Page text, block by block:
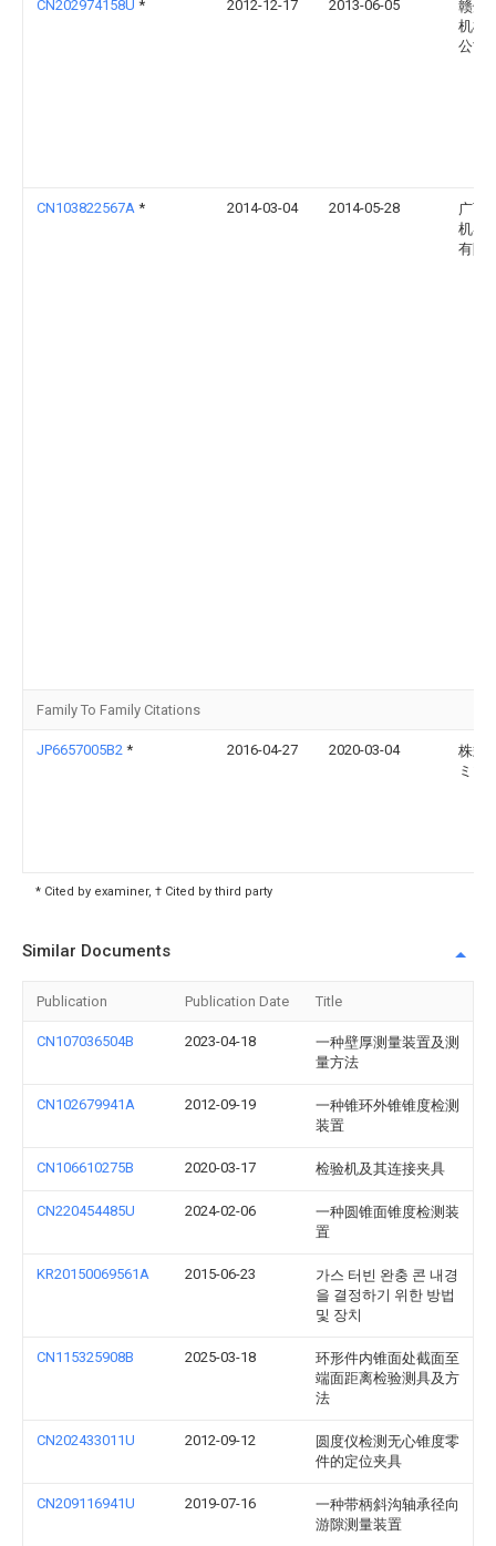
CN202974158U * 2012-12-17 2013-06-05
赣州
机械
公司
CN103822567A * 2014-03-04 2014-05-28
广西
机器
有限
Family To Family Citations
JP6657005B2 * 2016-04-27 2020-03-04
株式
ミツ
* Cited by examiner, † Cited by third party
Similar Documents
Publication Publication Date Title
CN107036504B 2023-04-18
一种壁厚测量装置及测
量方法
CN102679941A 2012-09-19
一种锥环外锥锥度检测
装置
CN106610275B 2020-03-17 检验机及其连接夹具
CN220454485U 2024-02-06
一种圆锥面锥度检测装
置
KR20150069561A 2015-06-23
가스 터빈 완충 콘 내경
을 결정하기 위한 방법
및 장치
CN115325908B 2025-03-18
环形件内锥面处截面至
端面距离检验测具及方
法
CN202433011U 2012-09-12
圆度仪检测无心锥度零
件的定位夹具
CN209116941U 2019-07-16
一种带柄斜沟轴承径向
游隙测量装置